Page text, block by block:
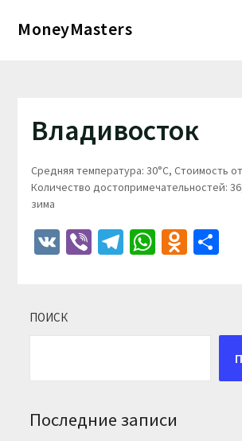
MoneyMasters
Владивосток
Средняя температура: 30°C, Стоимость
Количество достопримечательностей:
зима
VKViberTelegram
ПОИСК
Последние записи